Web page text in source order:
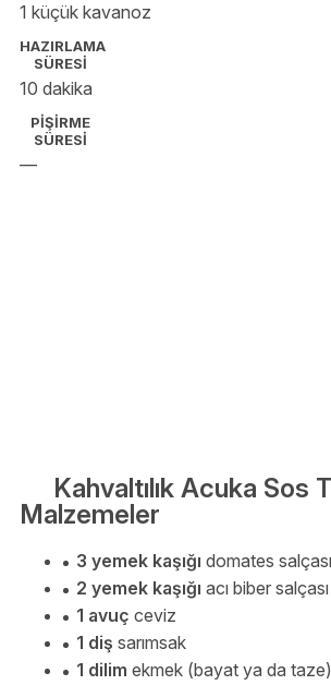
1 küçük kavanoz
HAZIRLAMA
SÜRESİ
10 dakika
PİŞİRME
SÜRESİ
—
Kahvaltılık Acuka Sos
Malzemeler
3 yemek kaşığı domates salçası
2 yemek kaşığı acı biber salçası
1 avuç ceviz
1 diş sarımsak
1 dilim ekmek (bayat ya da taze)